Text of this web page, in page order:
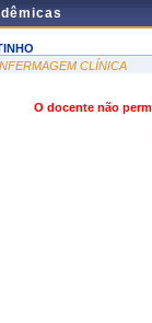
CLÍNICA
O docente não